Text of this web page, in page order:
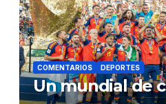
COMENTARIOS DEPORTES
Un mundial de